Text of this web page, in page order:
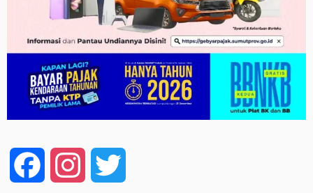
Facebook Instagram